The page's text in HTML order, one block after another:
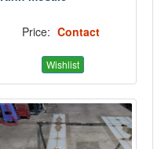
Price: Contact
Wishlist